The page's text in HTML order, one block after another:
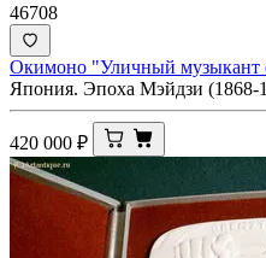
46708
Окимоно "Уличный музыкант
Япония. Эпоха Мэйдзи (1868-
420 000 ₽